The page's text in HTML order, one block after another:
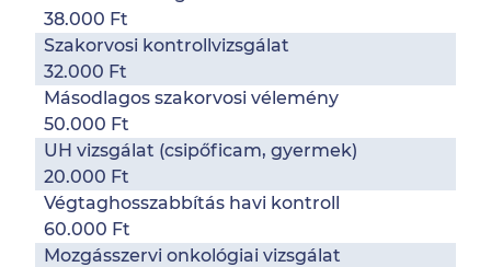
38.000 Ft
Szakorvosi kontrollvizsgálat
32.000 Ft
Másodlagos szakorvosi vélemény
50.000 Ft
UH vizsgálat (csipőficam, gyermek)
20.000 Ft
Végtaghosszabbítás havi kontroll
60.000 Ft
Mozgásszervi onkológiai vizsgálat